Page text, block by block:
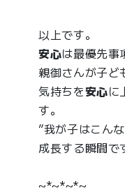
以上です。
安心は最優先事
親御さんが子ど
気持ちを安心に
す。
”我が子はこん
成長する瞬間で
~*~*~*~